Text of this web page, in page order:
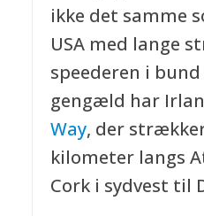
ikke det samme
USA med lange
speederen i bund
gengæld har
Way, der
kilometer langs
Cork i sydvest til